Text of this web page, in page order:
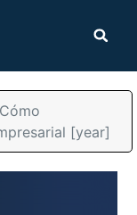
[year]